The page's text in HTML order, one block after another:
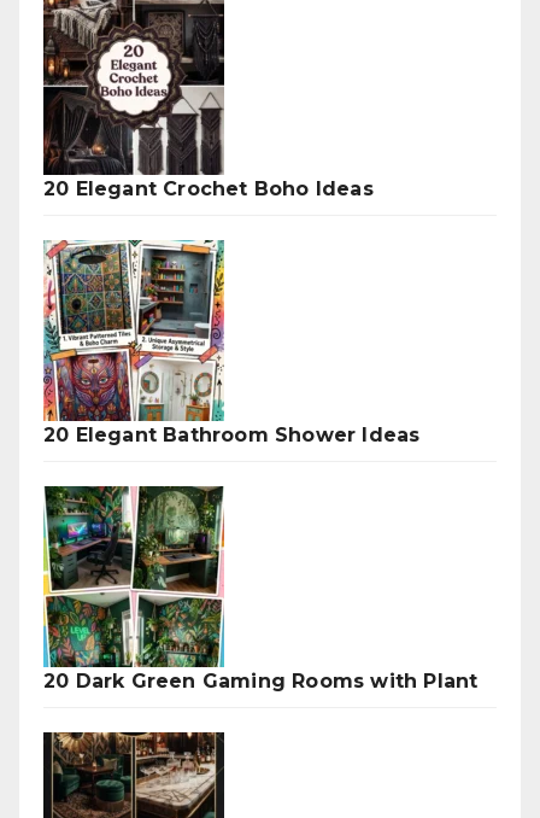
20 Elegant Crochet Boho Ideas
20 Elegant Bathroom Shower Ideas
20 Dark Green Gaming Rooms with Plant